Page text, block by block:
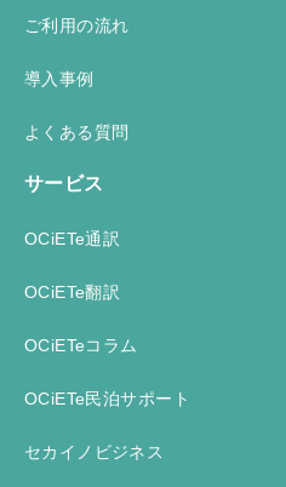
ご利用の流れ
導入事例
よくある質問
サービス
OCiETe通訳
OCiETe翻訳
OCiETeコラム
OCiETe民泊サポート
セカイノビジネス